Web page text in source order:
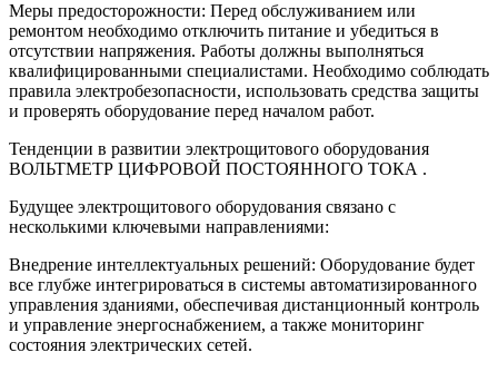
Меры предосторожности: Перед обслуживанием или
ремонтом необходимо отключить питание и убедиться в
отсутствии напряжения. Работы должны выполняться
квалифицированными специалистами. Необходимо соблюдать
правила электробезопасности, использовать средства защиты
и проверять оборудование перед началом работ.
Тенденции в развитии электрощитового оборудования
ВОЛЬТМЕТР ЦИФРОВОЙ ПОСТОЯННОГО ТОКА .
Будущее электрощитового оборудования связано с
несколькими ключевыми направлениями:
Внедрение интеллектуальных решений: Оборудование будет
все глубже интегрироваться в системы автоматизированного
управления зданиями, обеспечивая дистанционный контроль
и управление энергоснабжением, а также мониторинг
состояния электрических сетей.